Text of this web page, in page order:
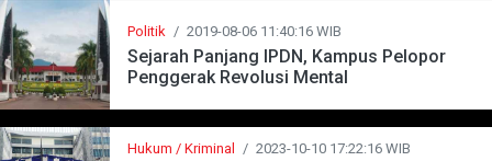
Politik / 2019-08-06 11:40:16 WIB
Sejarah Panjang IPDN, Kampus Pelopor
Penggerak Revolusi Mental
Hukum / Kriminal / 2023-10-10 17:22:16 WIB